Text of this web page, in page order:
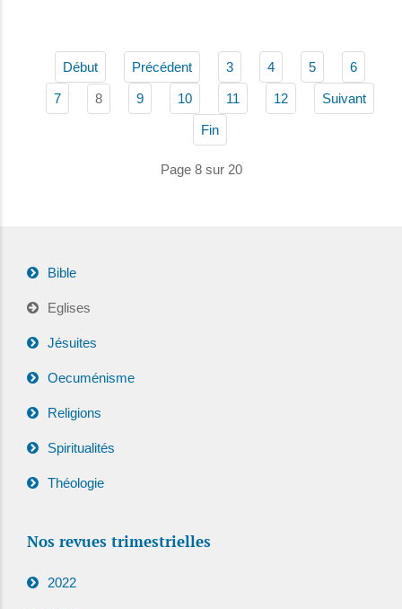
Début Précédent 3 4 5 6
7 8 9 10 11 12 Suivant
Fin
Page 8 sur 20
Bible
Eglises
Jésuites
Oecuménisme
Religions
Spiritualités
Théologie
Nos revues trimestrielles
2022